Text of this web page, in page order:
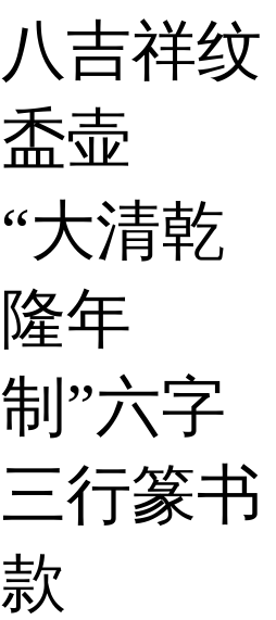
八吉祥纹
盉壶
“大清乾
隆年
制”六字
三行篆书
款